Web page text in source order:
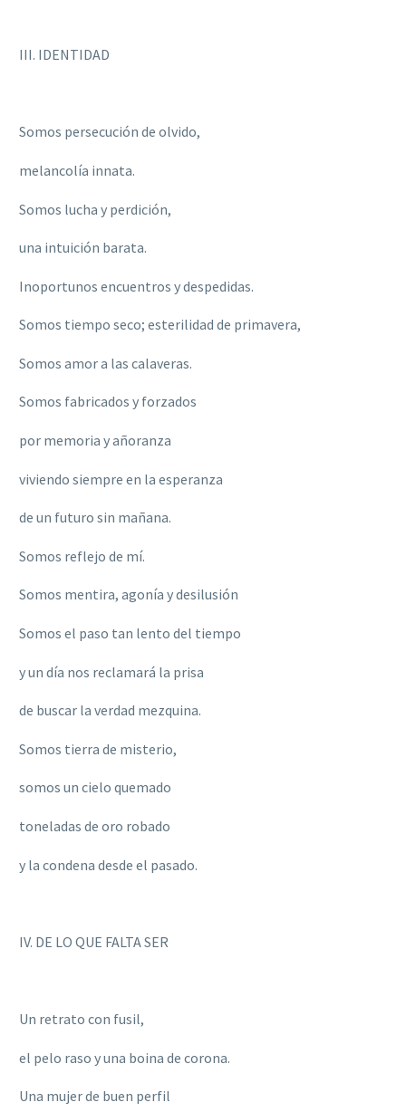
III. IDENTIDAD
Somos persecución de olvido,
melancolía innata.
Somos lucha y perdición,
una intuición barata.
Inoportunos encuentros y despedidas.
Somos tiempo seco; esterilidad de primavera,
Somos amor a las calaveras.
Somos fabricados y forzados
por memoria y añoranza
viviendo siempre en la esperanza
de un futuro sin mañana.
Somos reflejo de mí.
Somos mentira, agonía y desilusión
Somos el paso tan lento del tiempo
y un día nos reclamará la prisa
de buscar la verdad mezquina.
Somos tierra de misterio,
somos un cielo quemado
toneladas de oro robado
y la condena desde el pasado.
IV. DE LO QUE FALTA SER
Un retrato con fusil,
el pelo raso y una boina de corona.
Una mujer de buen perfil